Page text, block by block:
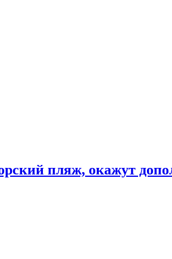
пляж, окажут